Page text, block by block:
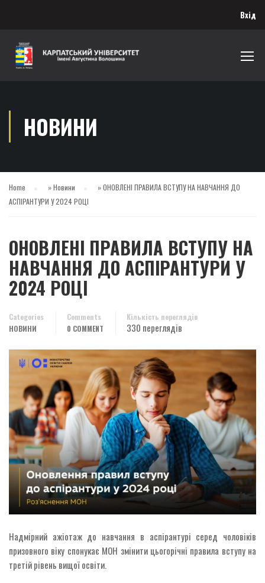
Вхід
НОВИНИ
Home »Новини »ОНОВЛЕНІ ПРАВИЛА ВСТУПУ НА НАВЧАННЯ ДО
АСПІРАНТУРИ У 2024 РОЦІ
ОНОВЛЕНІ ПРАВИЛА ВСТУПУ НА
НАВЧАННЯ ДО АСПІРАНТУРИ У
2024 РОЦІ
Categories
НОВИНИ
Comments
0 COMMENT
Кількість переглядів
330 переглядів
Надмірний ажіотаж до навчання в аспірантурі серед чоловіків
призовного віку спонукає МОН змінити цьогорічні правила вступу на
третій рівень вищої освіти.